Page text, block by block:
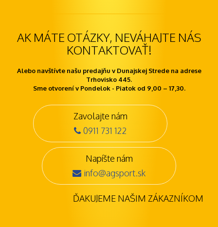
AK MÁTE OTÁZKY, NEVÁHAJTE NÁS
KONTAKTOVAŤ!
Alebo navštívte našu predajňu v Dunajskej Strede na adrese
Trhovisko 445.
Sme otvorení v Pondelok - Piatok od 9,00 – 17,30.
Zavolajte nám
0911 731 122
Napíšte nám
info@agsport.sk
ĎAKUJEME NAŠIM ZÁKAZNÍKOM